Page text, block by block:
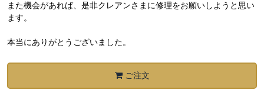
また機会があれば、是非クレアンさまに修理をお願いしようと思い
ます。
本当にありがとうございました。
ご注文